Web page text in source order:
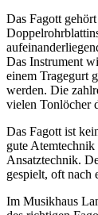
Das Fagott
Das Instrument
einem Tragegurt
werden. Die
vielen Tonlöcher
Das Fagott ist
gute
Ansatztechnik.
gespielt, oft nach
Im Musikhaus